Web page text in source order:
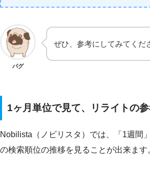
パグ
ぜひ、参考にしてみてくだ
1ヶ月単位で見て、リライトの
Nobilista（ノビリスタ）では、「1週間
の検索順位の推移を見ることが出来ます